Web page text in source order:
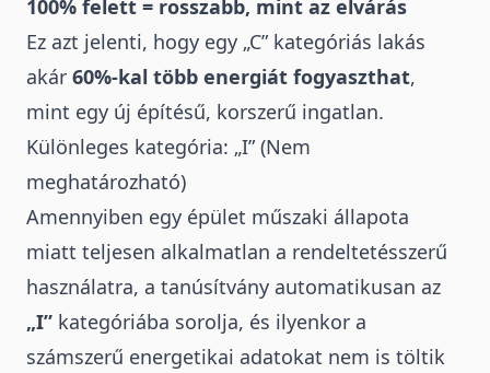
100% felett = rosszabb, mint az elvárás
Ez azt jelenti, hogy egy „C” kategóriás lakás
akár 60%-kal több energiát fogyaszthat,
mint egy új építésű, korszerű ingatlan.
Különleges kategória: „I” (Nem
meghatározható)
Amennyiben egy épület műszaki állapota
miatt teljesen alkalmatlan a rendeltetésszerű
használatra, a tanúsítvány automatikusan az
„I” kategóriába sorolja, és ilyenkor a
számszerű energetikai adatokat nem is töltik